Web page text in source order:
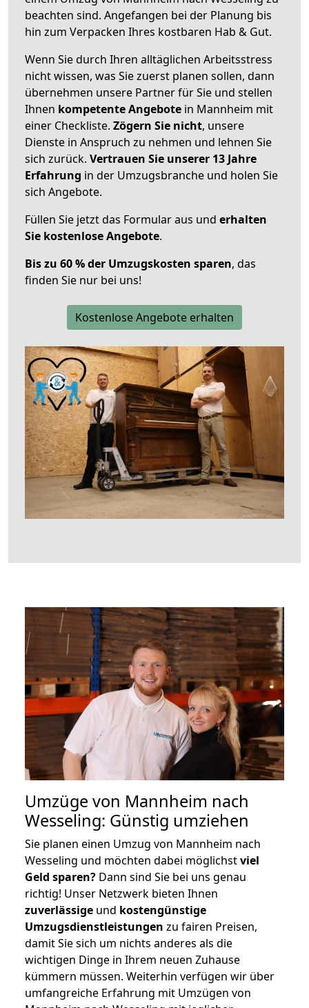
beachten sind. Angefangen bei der Planung bis
hin zum Verpacken Ihres kostbaren Hab & Gut.
Wenn Sie durch Ihren alltäglichen Arbeitsstress
nicht wissen, was Sie zuerst planen sollen, dann
übernehmen unsere Partner für Sie und stellen
Ihnen kompetente Angebote in Mannheim mit
einer Checkliste. Zögern Sie nicht, unsere
Dienste in Anspruch zu nehmen und lehnen Sie
sich zurück. Vertrauen Sie unserer 13 Jahre
Erfahrung in der Umzugsbranche und holen Sie
sich Angebote.
Füllen Sie jetzt das Formular aus und erhalten
Sie kostenlose Angebote.
Bis zu 60 % der Umzugskosten sparen, das
finden Sie nur bei uns!
Kostenlose Angebote erhalten
Umzüge von Mannheim nach
Wesseling: Günstig umziehen
Sie planen einen Umzug von Mannheim nach
Wesseling und möchten dabei möglichstviel
Geld sparen? Dann sind Sie bei uns genau
richtig! Unser Netzwerk bieten Ihnen
zuverlässige und kostengünstige
Umzugsdienstleistungen zu fairen Preisen,
damit Sie sich um nichts anderes als die
wichtigen Dinge in Ihrem neuen Zuhause
kümmern müssen. Weiterhin verfügen wir über
umfangreiche Erfahrung mit Umzügen von